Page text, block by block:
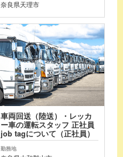
奈良県天理市
車両回送（陸送）・レッカ
ー車の運転スタッフ 正社員
job tagについて（正社員）
勤務地